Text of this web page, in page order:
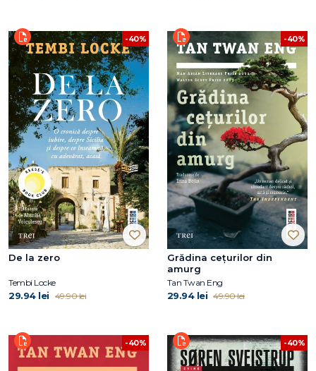
-40%
De la zero
Tembi Locke
29.94 lei 49.90 lei
-40%
Grădina cețurilor din
amurg
Tan Twan Eng
29.94 lei 49.90 lei
-40% -40%